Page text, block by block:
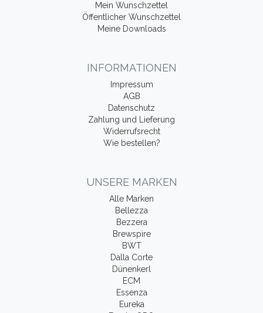
Mein Wunschzettel
Öffentlicher Wunschzettel
Meine Downloads
INFORMATIONEN
Impressum
AGB
Datenschutz
Zahlung und Lieferung
Widerrufsrecht
Wie bestellen?
UNSERE MARKEN
Alle Marken
Bellezza
Bezzera
Brewspire
BWT
Dalla Corte
Dünenkerl
ECM
Essenza
Eureka